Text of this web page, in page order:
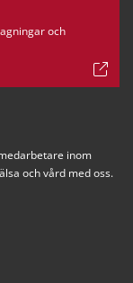
och
inom
och vård med oss.